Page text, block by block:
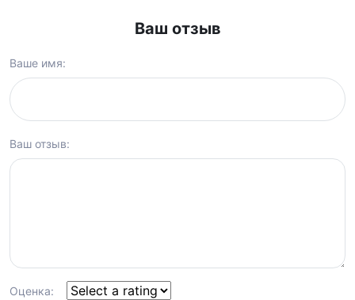
Ваш отзыв
Ваше имя:
Ваш отзыв:
Оценка: